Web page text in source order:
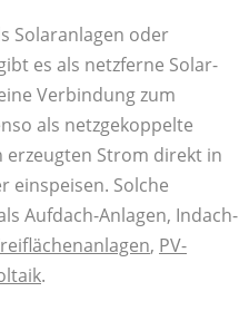
Solaranlagen oder
es als netzferne Solar-
Verbindung zum
als netzgekoppelte
erzeugten Strom direkt in
einspeisen. Solche
Aufdach-Anlagen, Indach-
, PV-
.